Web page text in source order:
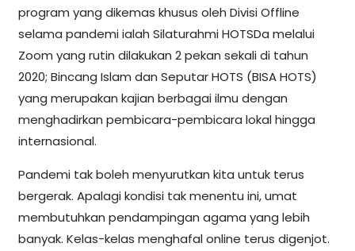
program yang dikemas khusus oleh Divisi Offline
selama pandemi ialah Silaturahmi HOTSDa melalui
Zoom yang rutin dilakukan 2 pekan sekali di tahun
2020; Bincang Islam dan Seputar HOTS (BISA HOTS)
yang merupakan kajian berbagai ilmu dengan
menghadirkan pembicara-pembicara lokal hingga
internasional.
Pandemi tak boleh menyurutkan kita untuk terus
bergerak. Apalagi kondisi tak menentu ini, umat
membutuhkan pendampingan agama yang lebih
banyak. Kelas-kelas menghafal online terus digenjot.